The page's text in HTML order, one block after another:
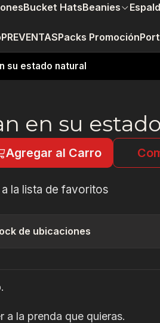
Bucket HatsBeanies
PREVENTASPacks Promoción
su estado natural
en su
Agregar al Carro
la lista de favoritos
de ubicaciones
a la prenda que quieras.